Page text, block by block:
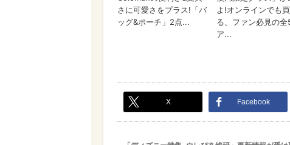
X Facebook